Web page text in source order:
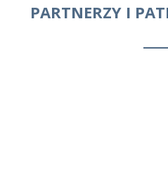
PARTNERZY I